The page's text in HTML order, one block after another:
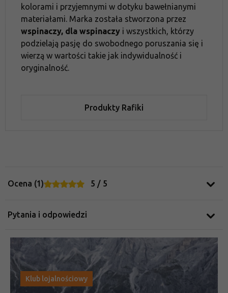
kolorami i przyjemnymi w dotyku bawełnianymi
materiałami. Marka została stworzona przez
wspinaczy, dla wspinaczy i wszystkich, którzy
podzielają pasję do swobodnego poruszania się i
wierzą w wartości takie jak indywidualność i
oryginalność.
Produkty Rafiki
Ocena (1) 5 / 5
Pytania i odpowiedzi
Klub lojalnościowy